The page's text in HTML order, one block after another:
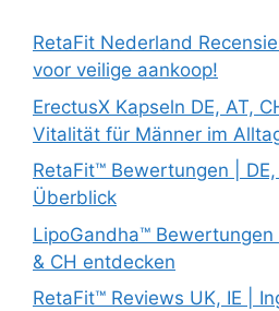
RetaFit Nederland
voor veilige aankoop!
ErectusX Kapseln DE, AT,
Vitalität für Männer im
RetaFit™ Bewertungen |
Überblick
LipoGandha™ Bewertungen
& CH entdecken
RetaFit™ Reviews UK, IE |